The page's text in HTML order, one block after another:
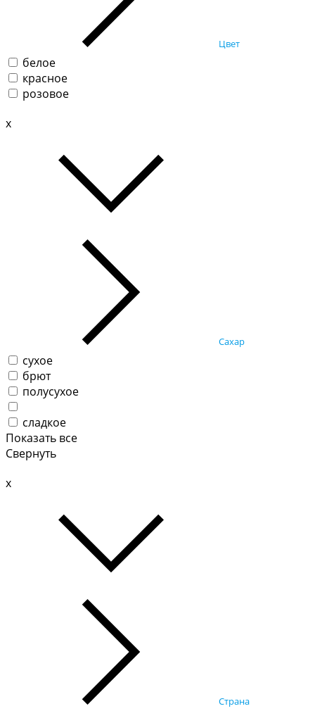
Цвет
белое
красное
розовое
x
Сахар
сухое
брют
полусухое
сладкое
Показать все
Свернуть
x
Страна